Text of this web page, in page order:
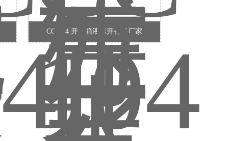
CC-104 开关箱液压开孔机厂家